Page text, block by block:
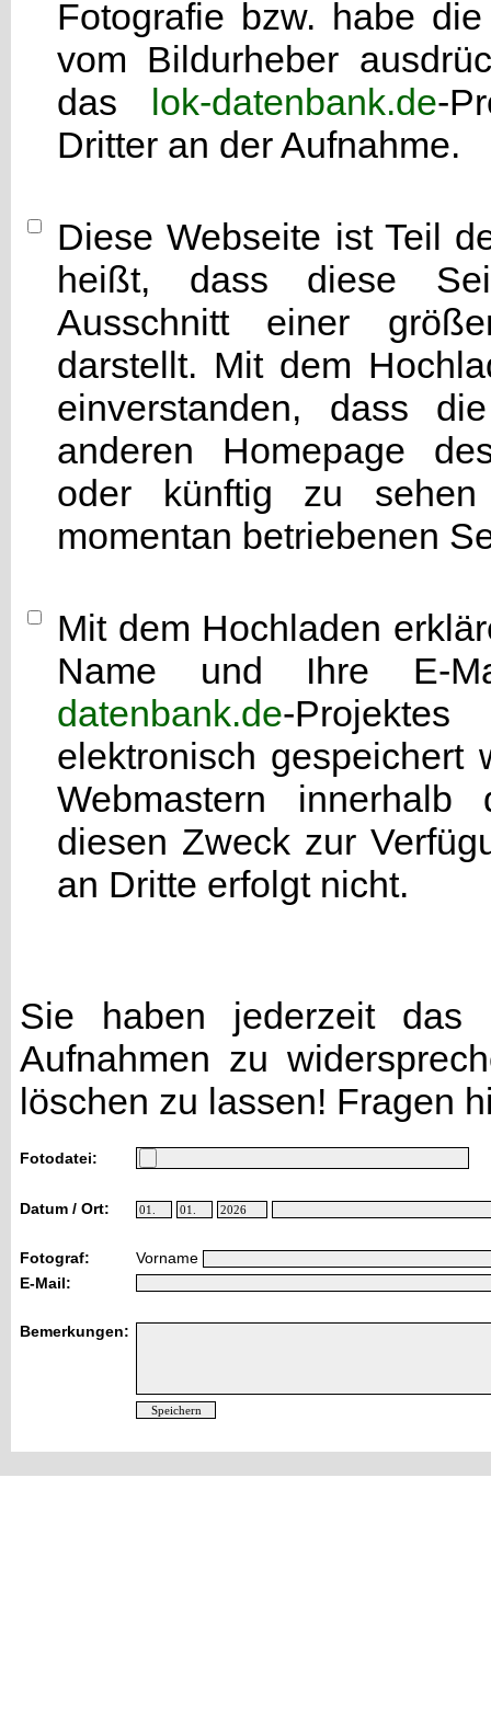
Fotografie bzw. habe
vom Bildurheber
das lok-datenbank.de-
Dritter an der Aufnahme.
Diese Webseite ist Teil
heißt, dass diese
Ausschnitt einer
darstellt. Mit dem
einverstanden, dass
anderen Homepage
oder künftig zu
momentan betriebenen
Mit dem Hochladen
Name und Ihre E-
datenbank.de-
elektronisch gespeichert
Webmastern
diesen Zweck zur
an Dritte erfolgt nicht.
Sie haben jederzeit das
Aufnahmen zu
löschen zu lassen! Fragen
Fotodatei:
Datum / Ort:
Fotograf:
Vorname
E-Mail:
Bemerkungen: